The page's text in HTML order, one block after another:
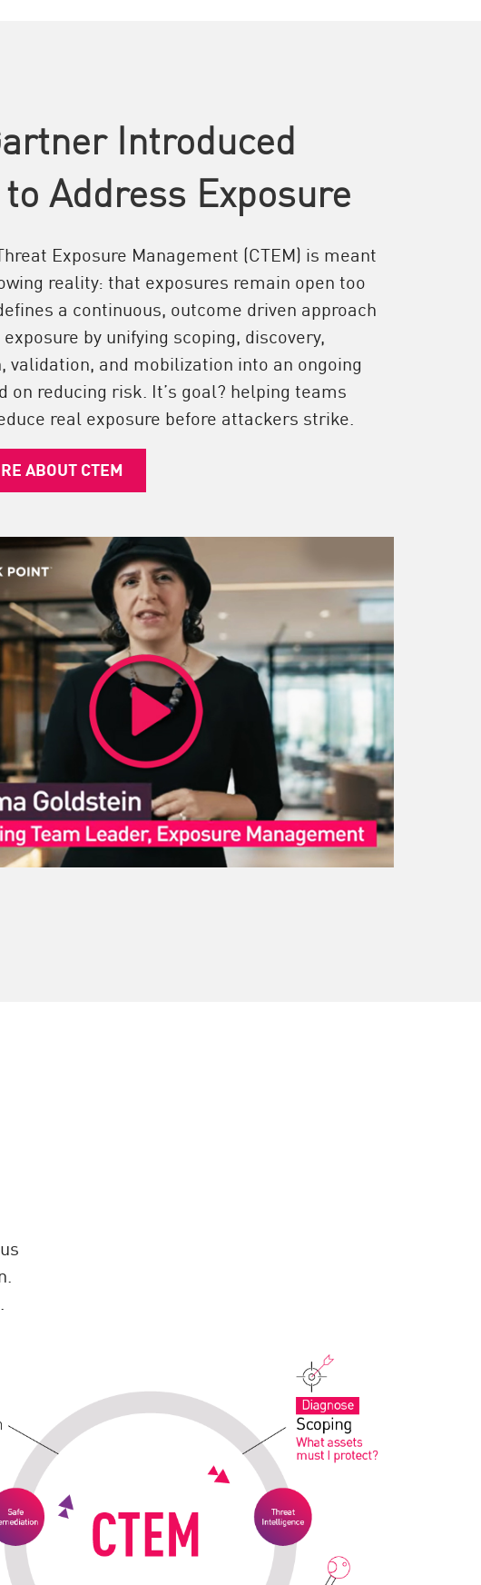
Introduced
to Address Exposure
Exposure Management (CTEM) is meant
reality: that exposures remain open too
a continuous, outcome driven approach
by unifying scoping, discovery,
validation, and mobilization into an ongoing
on reducing risk. It’s goal? helping teams
real exposure before attackers strike.
ABOUT CTEM